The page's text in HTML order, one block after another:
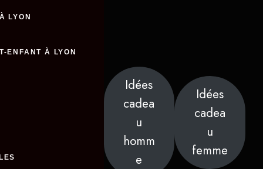
LYON
ENFANT À LYON
Idées
cadea
u
homm
e
Idées
cadea
u
femme